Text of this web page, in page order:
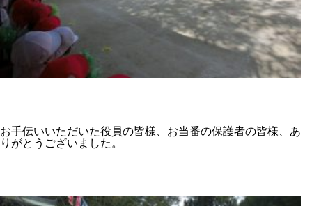
お手伝いいただいた役員の皆様、お当番の保護者の皆様、あ
りがとうございました。